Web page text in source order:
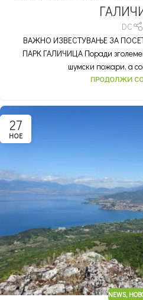
DC
ВАЖНО ИЗВЕСТУВАЊЕ ЗА
ПАРК ГАЛИЧИЦА Поради
шумски пожари, а
ПРОДОЛЖИ
27
НОЕ
NEWS,